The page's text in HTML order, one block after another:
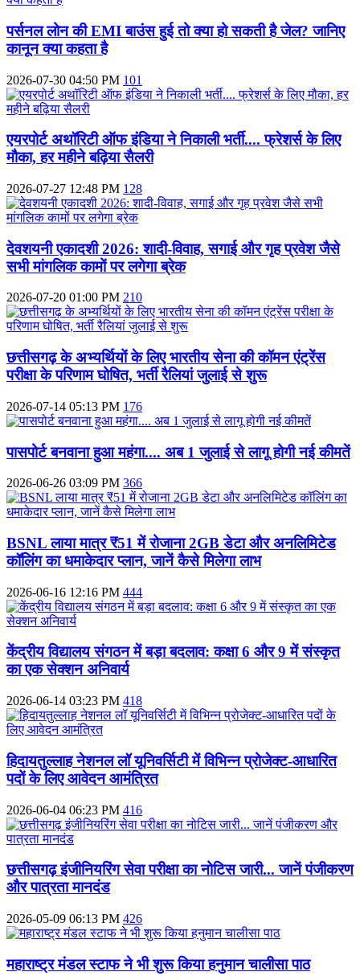
पर्सनल लोन की EMI बाउंस हुई तो क्या हो सकती है जेल? जानिए
कानून क्या कहता है
2026-07-30 04:50 PM 101
एयरपोर्ट अथॉरिटी ऑफ इंडिया ने निकाली भर्ती.... फ्रेशर्स के लिए
मौका, हर महीने बढ़िया सैलरी
2026-07-27 12:48 PM 128
देवशयनी एकादशी 2026: शादी-विवाह, सगाई और गृह प्रवेश जैसे
सभी मांगलिक कामों पर लगेगा ब्रेक
2026-07-20 01:00 PM 210
छत्तीसगढ़ के अभ्यर्थियों के लिए भारतीय सेना की कॉमन एंट्रेंस
परीक्षा के परिणाम घोषित, भर्ती रैलियां जुलाई से शुरू
2026-07-14 05:13 PM 176
पासपोर्ट बनवाना हुआ महंगा.... अब 1 जुलाई से लागू होगी नई कीमतें
2026-06-26 03:09 PM 366
BSNL लाया मात्र ₹51 में रोजाना 2GB डेटा और अनलिमिटेड
कॉलिंग का धमाकेदार प्लान, जानें कैसे मिलेगा लाभ
2026-06-16 12:16 PM 444
केंद्रीय विद्यालय संगठन में बड़ा बदलाव: कक्षा 6 और 9 में संस्कृत
का एक सेक्शन अनिवार्य
2026-06-14 03:23 PM 418
हिदायतुल्लाह नेशनल लॉ यूनिवर्सिटी में विभिन्न प्रोजेक्ट-आधारित
पदों के लिए आवेदन आमंत्रित
2026-06-04 06:23 PM 416
छत्तीसगढ़ इंजीनियरिंग सेवा परीक्षा का नोटिस जारी... जानें पंजीकरण
और पात्रता मानदंड
2026-05-09 06:13 PM 426
महाराष्ट्र मंडल स्टाफ ने भी शुरू किया हनुमान चालीसा पाठ